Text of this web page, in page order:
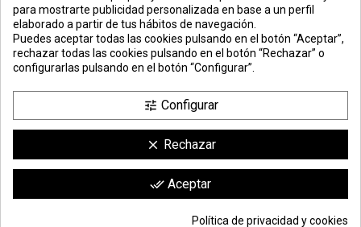
PREMIOS
METODOS
DE PAGO
ENVÍO
COMERCIO
SEGURO
clic aquí para mostrar el certificado.
para mostrarte publicidad personalizada en base a un perfil
elaborado a partir de tus hábitos de navegación.
Puedes aceptar todas las cookies pulsando en el botón “Aceptar”,
rechazar todas las cookies pulsando en el botón “Rechazar” o
configurarlas pulsando en el botón “Configurar”.
tune Configurar
clear Rechazar
done_all Aceptar
Política de privacidad y cookies